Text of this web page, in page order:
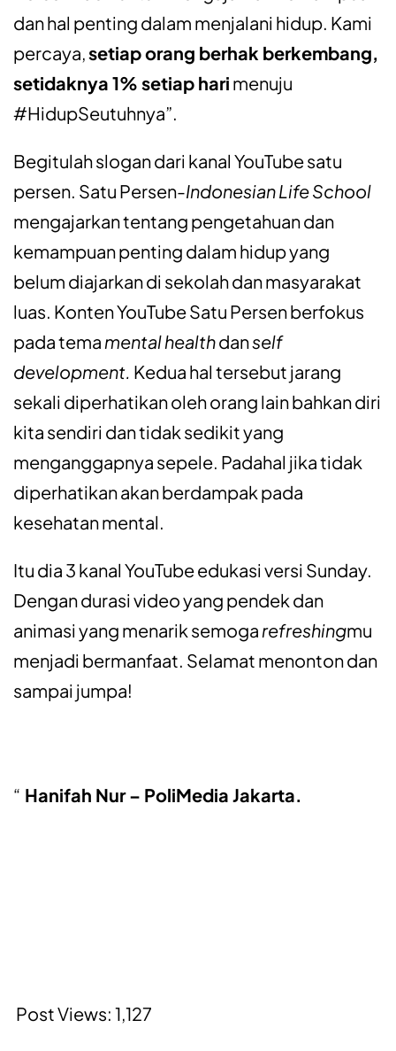
dan hal penting dalam menjalani hidup. Kami
percaya,setiap orang berhak berkembang,
setidaknya 1% setiap hari menuju
#HidupSeutuhnya”.
Begitulah slogan dari kanal YouTube satu
persen. Satu Persen-Indonesian Life School
mengajarkan tentang pengetahuan dan
kemampuan penting dalam hidup yang
belum diajarkan di sekolah dan masyarakat
luas. Konten YouTube Satu Persen berfokus
pada tema mental healthdanself
development. Kedua hal tersebut jarang
sekali diperhatikan oleh orang lain bahkan diri
kita sendiri dan tidak sedikit yang
menganggapnya sepele. Padahal jika tidak
diperhatikan akan berdampak pada
kesehatan mental.
Itu dia 3 kanal YouTube edukasi versi Sunday.
Dengan durasi video yang pendek dan
animasi yang menarik semoga refreshingmu
menjadi bermanfaat. Selamat menonton dan
sampai jumpa!
Hanifah Nur – PoliMedia Jakarta.
Post Views: 1,127